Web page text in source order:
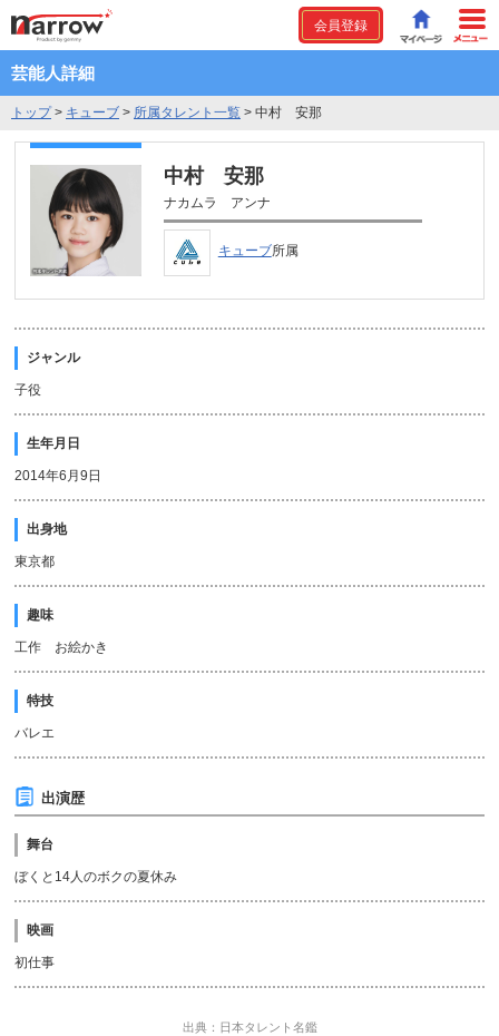
会員登録
芸能人詳細
トップ> キューブ > 所属タレント一覧 > 中村 安那
中村 安那
ナカムラ アンナ
キューブ所属
ジャンル
子役
生年月日
2014年6月9日
出身地
東京都
趣味
工作 お絵かき
特技
バレエ
出演歴
舞台
ぼくと14人のボクの夏休み
映画
初仕事
出典：日本タレント名鑑